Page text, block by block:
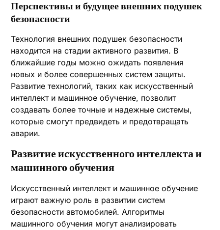
Перспективы и будущее внешних подушек
безопасности
Технология внешних подушек безопасности
находится на стадии активного развития. В
ближайшие годы можно ожидать появления
новых и более совершенных систем защиты.
Развитие технологий, таких как искусственный
интеллект и машинное обучение, позволит
создавать более точные и надежные системы,
которые смогут предвидеть и предотвращать
аварии.
Развитие искусственного интеллекта и
машинного обучения
Искусственный интеллект и машинное обучение
играют важную роль в развитии систем
безопасности автомобилей. Алгоритмы
машинного обучения могут анализировать